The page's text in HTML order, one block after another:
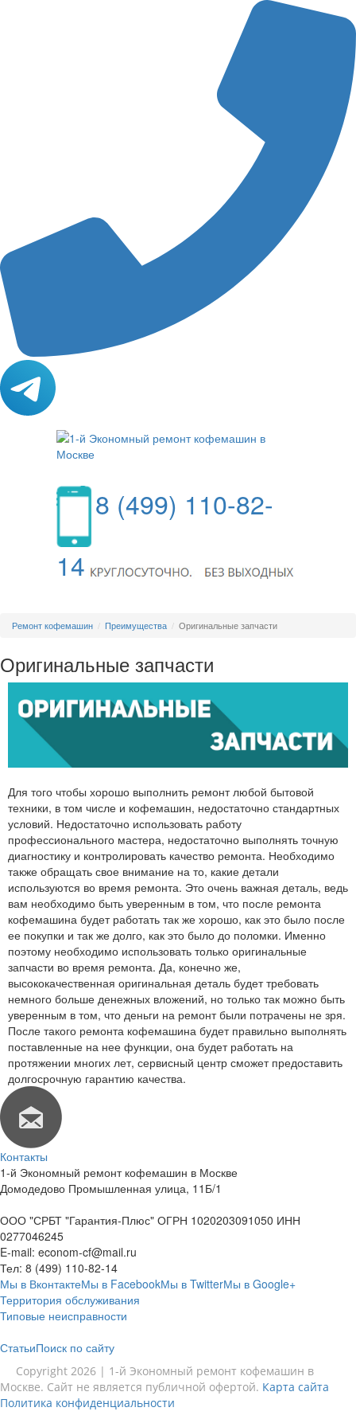
8 (499) 110-82-
14
Ремонт кофемашин Преимущества Оригинальные запчасти
Оригинальные запчасти
Для того чтобы хорошо выполнить ремонт любой бытовой
техники, в том числе и кофемашин, недостаточно стандартных
условий. Недостаточно использовать работу
профессионального мастера, недостаточно выполнять точную
диагностику и контролировать качество ремонта. Необходимо
также обращать свое внимание на то, какие детали
используются во время ремонта. Это очень важная деталь, ведь
вам необходимо быть уверенным в том, что после ремонта
кофемашина будет работать так же хорошо, как это было после
ее покупки и так же долго, как это было до поломки. Именно
поэтому необходимо использовать только оригинальные
запчасти во время ремонта. Да, конечно же,
высококачественная оригинальная деталь будет требовать
немного больше денежных вложений, но только так можно быть
уверенным в том, что деньги на ремонт были потрачены не зря.
После такого ремонта кофемашина будет правильно выполнять
поставленные на нее функции, она будет работать на
протяжении многих лет, сервисный центр сможет предоставить
долгосрочную гарантию качества.
Контакты
1-й Экономный ремонт кофемашин в Москве
Домодедово Промышленная улица, 11Б/1
ООО "СРБТ "Гарантия-Плюс" ОГРН 1020203091050 ИНН
0277046245
E-mail: econom-cf@mail.ru
Тел: 8 (499) 110-82-14
Мы в ВконтактеМы в FacebookМы в TwitterМы в Google+
Территория обслуживания
Типовые неисправности
СтатьиПоиск по сайту
Copyright 2026 | 1-й Экономный ремонт кофемашин в
Москве. Сайт не является публичной офертой. Карта сайта
Политика конфиденциальности